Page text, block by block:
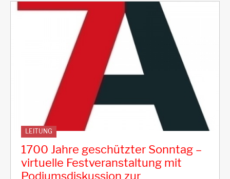
LEITUNG
1700 Jahre geschützter Sonntag –
virtuelle Festveranstaltung mit
Podiumsdiskussion zur